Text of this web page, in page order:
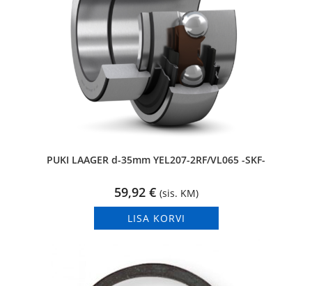
PUKI LAAGER d-35mm YEL207-2RF/VL065 -SKF-
59,92 € (sis. KM)
LISA KORVI